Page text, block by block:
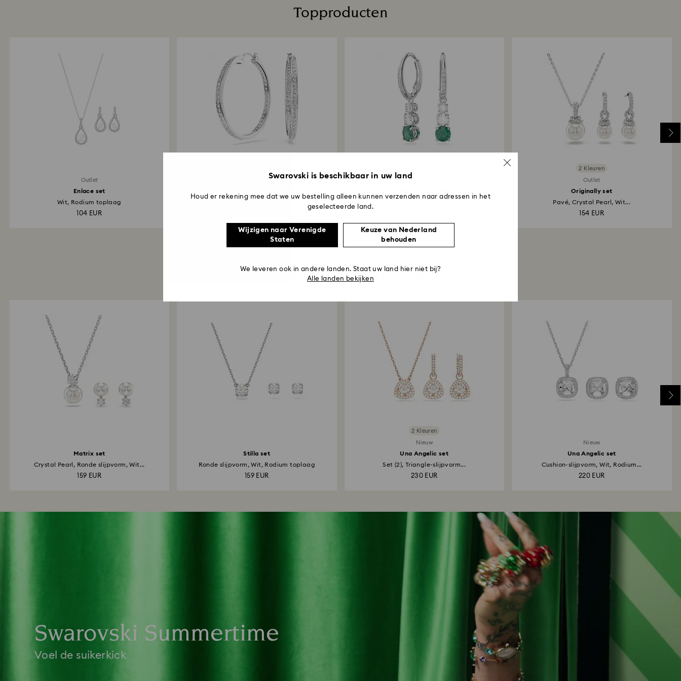
Topproducten
Outlet
Enlace set
Wit, Rodium toplaag
104 EUR
Wit, Rodium toplaag
2 Kleuren
Outlet
Originally set
Pavé, Crystal Pearl, Wit...
154 EUR
Misschien vind je dit leuk
Matrix set
Crystal Pearl, Ronde slijpvorm, Wit...
159 EUR
Stilla set
Ronde slijpvorm, Wit, Rodium toplaag
159 EUR
2 Kleuren
Nieuw
Una Angelic set
Set (2), Triangle-slijpvorm...
230 EUR
Nieuw
Una Angelic set
Cushion-slijpvorm, Wit, Rodium...
220 EUR
Swarovski Summertime
Voel de suikerkick
Swarovski is beschikbaar in uw land
Houd er rekening mee dat we uw bestelling alleen kunnen verzenden naar adressen in het
geselecteerde land.
Wijzigen naar Verenigde
Staten
Keuze van Nederland
behouden
We leveren ook in andere landen. Staat uw land hier niet bij?
Alle landen bekijken